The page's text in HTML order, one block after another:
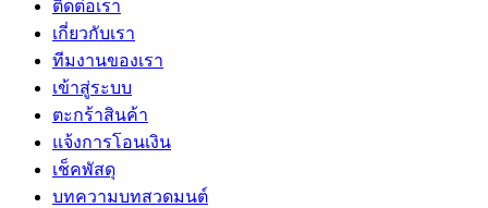
ติดต่อเรา
เกี่ยวกับเรา
ทีมงานของเรา
เข้าสู่ระบบ
ตะกร้าสินค้า
แจ้งการโอนเงิน
เช็คพัสดุ
บทความบทสวดมนต์